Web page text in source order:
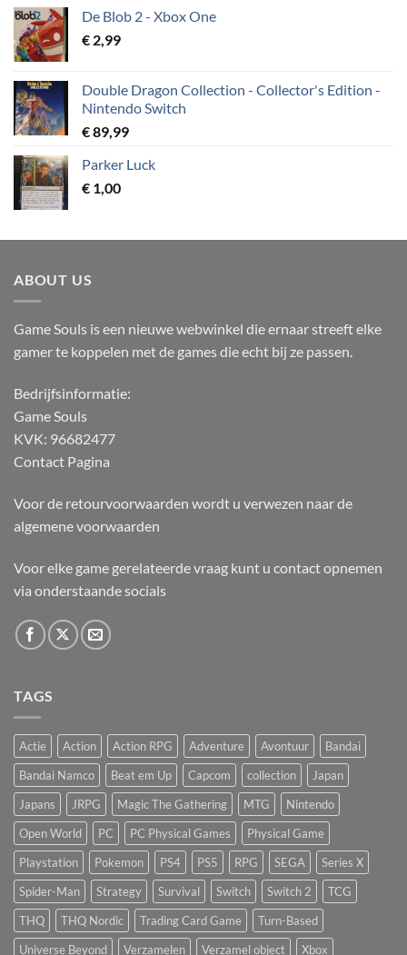
De Blob 2 - Xbox One
€ 2,99
Double Dragon Collection - Collector's Edition -
Nintendo Switch
€89,99
Parker Luck
€ 1,00
ABOUT US
Game Souls is een nieuwe webwinkel die ernaar streeft elke
gamer te koppelen met de games die echt bij ze passen.
Bedrijfsinformatie:
Game Souls
KVK: 96682477
Contact Pagina
Voor de retourvoorwaarden wordt u verwezen naar de
algemene voorwaarden
Voor elke game gerelateerde vraag kunt u contact opnemen
via onderstaande socials
TAGS
Actie Action Action RPG Adventure Avontuur
Bandai
Bandai Namco
Beat em Up Capcom collection
Japan
Japans
JRPG Magic The Gathering MTG
Nintendo
Open World
PC PC Physical Games
Physical Game
Playstation
Pokemon PS4 PS5 RPG SEGA
Series X
Spider-Man
Strategy Survival Switch Switch 2
TCG
THQ
THQ Nordic Trading Card Game
Turn-Based
Universe Beyond
Verzamelen Verzamel object Xbox